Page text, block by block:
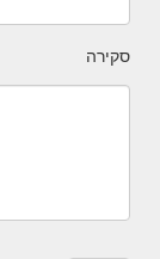
סקירה